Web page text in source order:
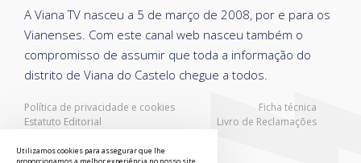
Política de privacidade e cookies
Ficha técnica
Estatuto Editorial
Livro de Reclamações
A Viana TV nasceu a 5 de março de 2008, por e para os
Vianenses. Com este canal web nasceu também o
compromisso de assumir que toda a informação do
distrito de Viana do Castelo chegue a todos.
Utilizamos cookies para assegurar que lhe